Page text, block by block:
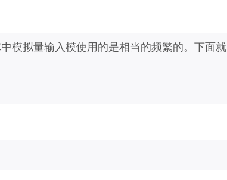
模拟量输入模使用的是相当的频繁的。下面就